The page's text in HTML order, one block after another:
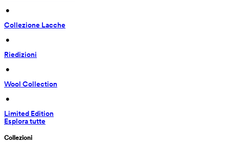
•
Collezione Lacche
•
Riedizioni
•
Wool Collection
•
Limited Edition
Esplora tutte
Collezioni